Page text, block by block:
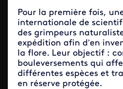
Pour la première fois,
internationale de
des grimpeurs
expédition afin d’en
la flore. Leur objectif :
bouleversements qui
différentes espèces et
en réserve protégée.